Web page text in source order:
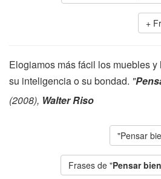
Elogiamos más fácil los muebles
su inteligencia o su bondad. "
(2008), Walter Riso
"Pensar
Frases de "Pensar